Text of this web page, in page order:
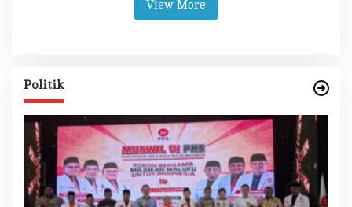
View More
Politik